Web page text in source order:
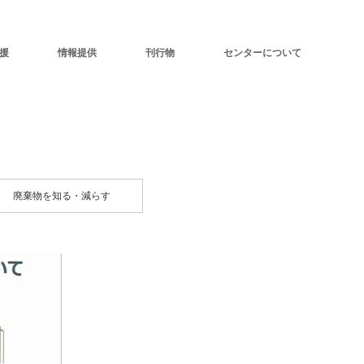
情報提供 刊行物 センターについて
廃棄物を知る・減らす